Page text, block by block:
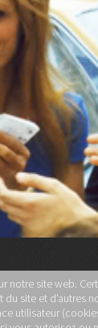
LA SUITE
notre site web.
site et d’autres
utilisateur